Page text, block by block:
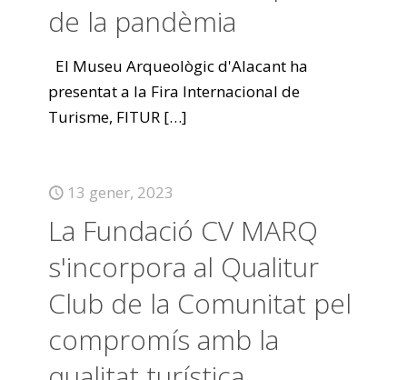
de la pandèmia
El Museu Arqueològic d'Alacant ha
presentat a la Fira Internacional de
Turisme, FITUR […]
13 gener, 2023
La Fundació CV MARQ
s'incorpora al Qualitur
Club de la Comunitat pel
compromís amb la